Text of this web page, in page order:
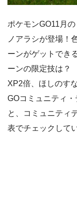
ポケモンGO11月
ノアラシが登場！
ーンがゲットでき
ーンの限定技は？
XP2倍、ほしのす
GOコミュニティ
と、コミュニティ
表でチェックして